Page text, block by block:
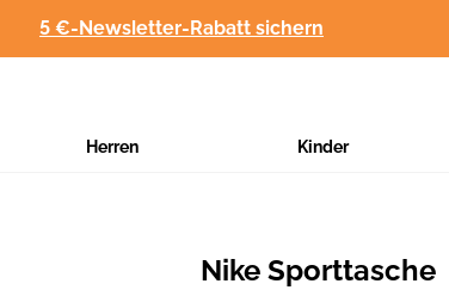
5 €-Newsletter-Rabatt sichern
Herren Kinder
Hersteller:
Nike Sporttasche